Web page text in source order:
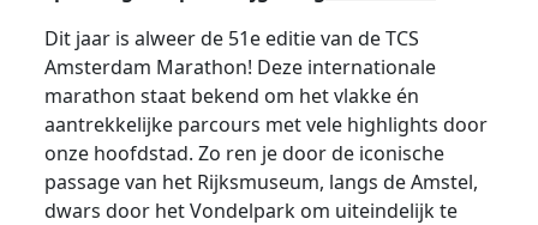
Dit jaar is alweer de 51e editie van de TCS
Amsterdam Marathon! Deze internationale
marathon staat bekend om het vlakke én
aantrekkelijke parcours met vele highlights door
onze hoofdstad. Zo ren je door de iconische
passage van het Rijksmuseum, langs de Amstel,
dwars door het Vondelpark om uiteindelijk te